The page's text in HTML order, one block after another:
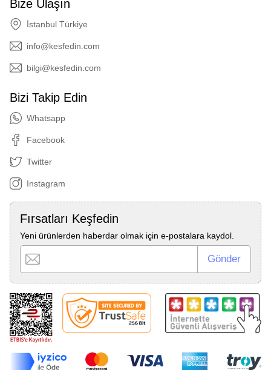
Bize Ulaşın
İstanbul Türkiye
info@kesfedin.com
bilgi@kesfedin.com
Bizi Takip Edin
Whatsapp
Facebook
Twitter
Instagram
Fırsatları Keşfedin
Yeni ürünlerden haberdar olmak için e-postalara kaydol.